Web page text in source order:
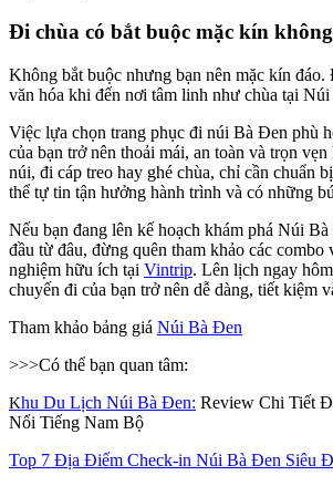
Đi chùa có bắt buộc mặc kín
Không bắt buộc nhưng bạn nên mặc kín
văn hóa khi đến nơi tâm linh như chùa tại
Việc lựa chọn trang phục đi núi Bà Đen phù
của bạn trở nên thoải mái, an toàn và trọn
núi, đi cáp treo hay ghé chùa, chỉ cần chuẩn
thể tự tin tận hưởng hành trình và có những
Nếu bạn đang lên kế hoạch khám phá Núi
đầu từ đâu, đừng quên tham khảo các
nghiệm hữu ích tại Vintrip. Lên lịch ngay
chuyến đi của bạn trở nên dễ dàng, tiết kiệm
Tham khảo bảng giá Núi Bà Đen
>>>Có thể bạn quan tâm:
Khu Du Lịch Núi Bà Đen: Review Chi Tiết
Nổi Tiếng Nam Bộ
Top 7 Địa Điểm Check-in Núi Bà Đen Siêu